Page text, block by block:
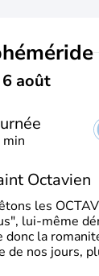
6 août
Octavien
les
lui-même
donc la
de nos jours,